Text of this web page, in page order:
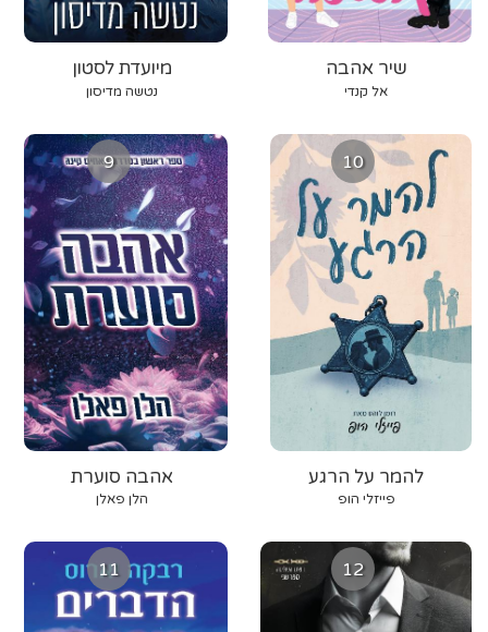
מיועדת לסטון
נטשה מדיסון
שיר אהבה
אל קנדי
9
אהבה סוערת
הלן פאלן
10
להמר על הרגע
פייזלי הופ
11 12